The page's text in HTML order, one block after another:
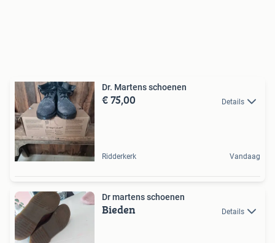
Dr. Martens schoenen
€ 75,00 Details
Ridderkerk Vandaag
Dr martens schoenen
Bieden Details